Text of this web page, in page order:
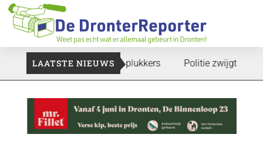
LAATSTE NIEUWS
Voedselbank zoekt plukkers Politie zwijgt nog over